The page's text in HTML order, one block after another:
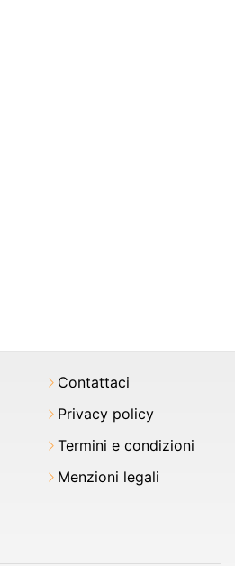
Contattaci
Privacy policy
Termini e condizioni
Menzioni legali